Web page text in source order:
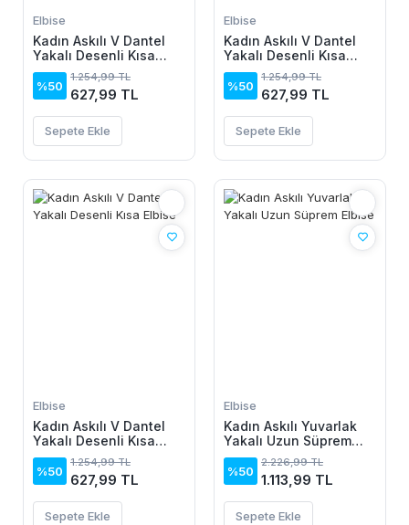
Elbise
Kadın Askılı V Dantel
Yakalı Desenli Kısa
Elbise
%50
1.254,99 TL
627,99 TL
Sepete Ekle
Elbise
Kadın Askılı V Dantel
Yakalı Desenli Kısa
Elbise
%50
1.254,99 TL
627,99 TL
Sepete Ekle
Elbise
Kadın Askılı V Dantel
Yakalı Desenli Kısa
Elbise
%50
1.254,99 TL
627,99 TL
Sepete Ekle
Elbise
Kadın Askılı Yuvarlak
Yakalı Uzun Süprem
Elbise
%50
2.226,99 TL
1.113,99 TL
Sepete Ekle